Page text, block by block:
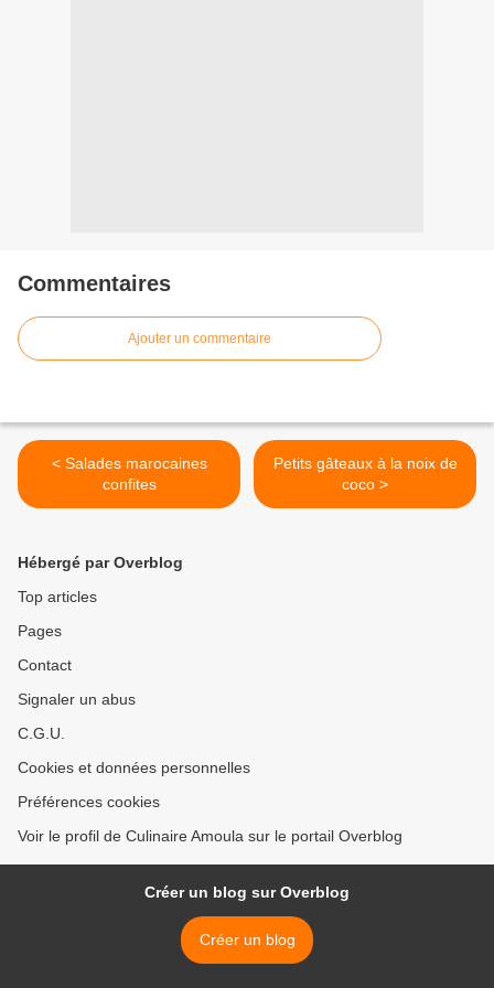
Commentaires
Ajouter un commentaire
< Salades marocaines
confites
Petits gâteaux à la noix de
coco >
Hébergé par Overblog
Top articles
Pages
Contact
Signaler un abus
C.G.U.
Cookies et données personnelles
Préférences cookies
Voir le profil de Culinaire Amoula sur le portail Overblog
Créer un blog sur Overblog
Créer un blog